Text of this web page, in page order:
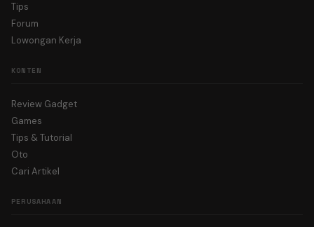
Tips
Forum
Lowongan Kerja
KONTEN
Review Gadget
Games
Tips & Tutorial
Oto
Cari Artikel
PERUSAHAAN